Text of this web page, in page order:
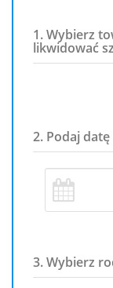
1. Wybierz
likwidować
2. Podaj
3. Wybierz